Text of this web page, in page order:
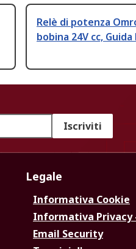
Relè di potenza
bobina 24V cc, Guida
Iscriviti
Legale
Informativa Cookie
Informativa Privacy
Email Security